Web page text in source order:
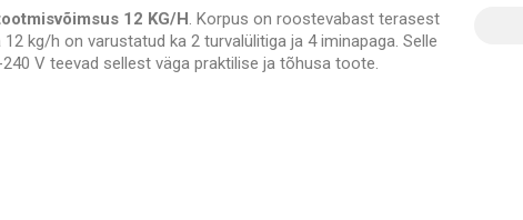
12 KG/H. Korpus on roostevabast terasest
kg/h on varustatud ka 2 turvalülitiga ja 4 iminapaga. Selle
V teevad sellest väga praktilise ja tõhusa toote.